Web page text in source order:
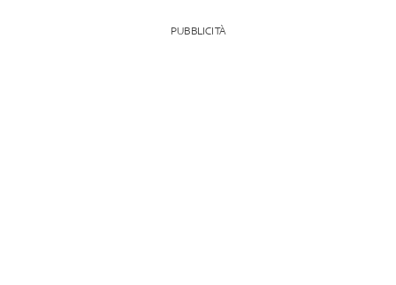
PUBBLICITÀ